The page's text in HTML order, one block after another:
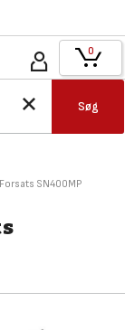
Søg
0
SN400MP